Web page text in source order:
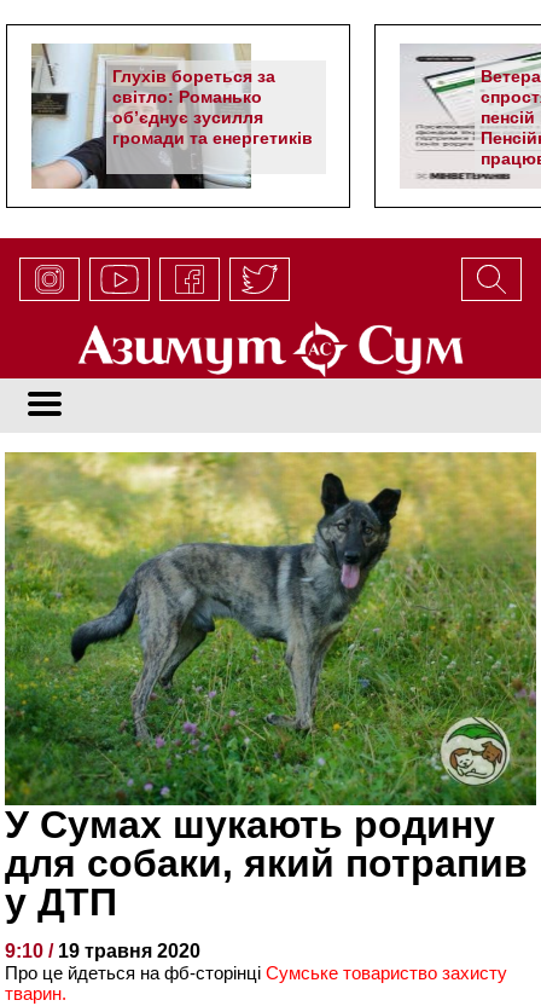
Глухів бореться за
світло: Романько
об’єднує зусилля
громади та енергетиків
У Сумах шукають родину
для собаки, який потрапив
у ДТП
9:10 / 19 травня 2020
Про це йдеться на фб-сторінціСумське товариство захисту
тварин.